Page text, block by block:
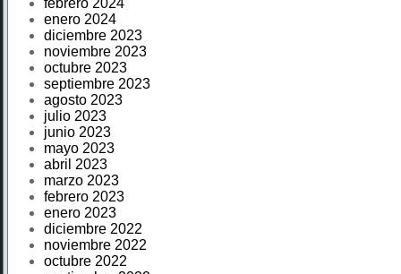
febrero 2024
enero 2024
diciembre 2023
noviembre 2023
octubre 2023
septiembre 2023
agosto 2023
julio 2023
junio 2023
mayo 2023
abril 2023
marzo 2023
febrero 2023
enero 2023
diciembre 2022
noviembre 2022
octubre 2022